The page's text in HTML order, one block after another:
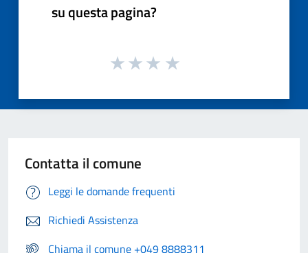
su questa pagina?
Contatta il comune
Leggi le domande frequenti
Richiedi Assistenza
Chiama il comune +049 8888311